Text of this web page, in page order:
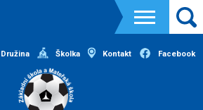
Družina Školka Kontakt Facebook